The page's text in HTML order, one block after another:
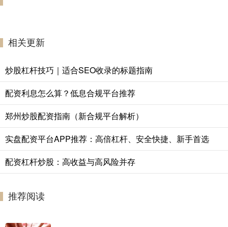
相关更新
炒股杠杆技巧｜适合SEO收录的标题指南
配资利息怎么算？低息合规平台推荐
郑州炒股配资指南（新合规平台解析）
实盘配资平台APP推荐：高倍杠杆、安全快捷、新手首选
配资杠杆炒股：高收益与高风险并存
推荐阅读